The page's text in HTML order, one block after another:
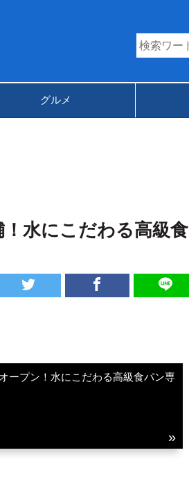
グルメ
水にこだわる高級食
ープン！水にこだわる高級食パン専